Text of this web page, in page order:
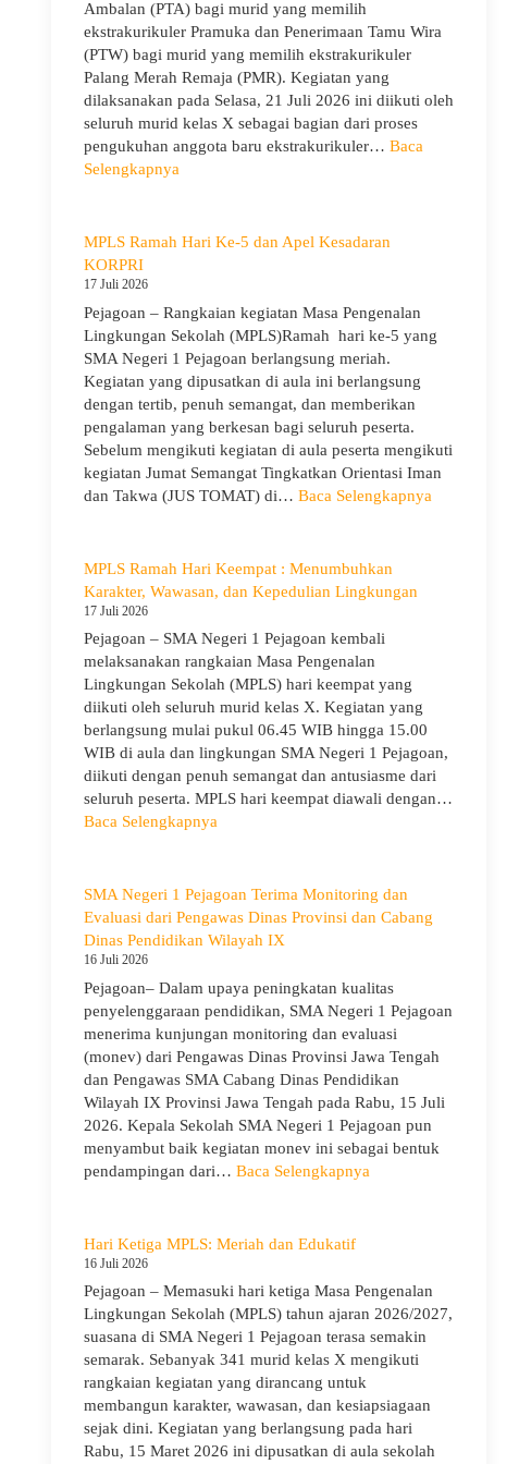
Kelas
X
XII
1
Ambalan (PTA) bagi murid yang memilih
ekstrakurikuler Pramuka dan Penerimaan Tamu Wira
(PTW) bagi murid yang memilih ekstrakurikuler
Palang Merah Remaja (PMR). Kegiatan yang
dilaksanakan pada Selasa, 21 Juli 2026 ini diikuti oleh
seluruh murid kelas X sebagai bagian dari proses
pengukuhan anggota baru ekstrakurikuler… Baca
Selengkapnya
1
Penerimaan
Tamu
Ambalan
dan
untuk
Tanamkan
Jiwa
Kepemimpinan,
MPLS Ramah Hari Ke-5 dan Apel Kesadaran
KORPRI
17 Juli 2026
Pejagoan – Rangkaian kegiatan Masa Pengenalan
Lingkungan Sekolah (MPLS)Ramah hari ke-5 yang
SMA Negeri 1 Pejagoan berlangsung meriah.
Kegiatan yang dipusatkan di aula ini berlangsung
dengan tertib, penuh semangat, dan memberikan
pengalaman yang berkesan bagi seluruh peserta.
Sebelum mengikuti kegiatan di aula peserta mengikuti
kegiatan Jumat Semangat Tingkatkan Orientasi Iman
dan Takwa (JUS TOMAT) di… Baca Selengkapnya
MPLS Ramah Hari Keempat : Menumbuhkan
Karakter, Wawasan, dan Kepedulian Lingkungan
17 Juli 2026
Pejagoan – SMA Negeri 1 Pejagoan kembali
melaksanakan rangkaian Masa Pengenalan
Lingkungan Sekolah (MPLS) hari keempat yang
diikuti oleh seluruh murid kelas X. Kegiatan yang
berlangsung mulai pukul 06.45 WIB hingga 15.00
WIB di aula dan lingkungan SMA Negeri 1 Pejagoan,
diikuti dengan penuh semangat dan antusiasme dari
seluruh peserta. MPLS hari keempat diawali dengan…
Baca Selengkapnya
Hari
Keempat
:
Wawasan,
Kepedulian
Lingkungan
SMA Negeri 1 Pejagoan Terima Monitoring dan
Evaluasi dari Pengawas Dinas Provinsi dan Cabang
Dinas Pendidikan Wilayah IX
16 Juli 2026
Pejagoan– Dalam upaya peningkatan kualitas
penyelenggaraan pendidikan, SMA Negeri 1 Pejagoan
menerima kunjungan monitoring dan evaluasi
(monev) dari Pengawas Dinas Provinsi Jawa Tengah
dan Pengawas SMA Cabang Dinas Pendidikan
Wilayah IX Provinsi Jawa Tengah pada Rabu, 15 Juli
2026. Kepala Sekolah SMA Negeri 1 Pejagoan pun
menyambut baik kegiatan monev ini sebagai bentuk
pendampingan dari… Baca Selengkapnya
Terima
Monitoring
Evaluasi
Pengawas
Dinas
Provinsi
Hari Ketiga MPLS: Meriah dan Edukatif
16 Juli 2026
Pejagoan – Memasuki hari ketiga Masa Pengenalan
Lingkungan Sekolah (MPLS) tahun ajaran 2026/2027,
suasana di SMA Negeri 1 Pejagoan terasa semakin
semarak. Sebanyak 341 murid kelas X mengikuti
rangkaian kegiatan yang dirancang untuk
membangun karakter, wawasan, dan kesiapsiagaan
sejak dini. Kegiatan yang berlangsung pada hari
Rabu, 15 Maret 2026 ini dipusatkan di aula sekolah